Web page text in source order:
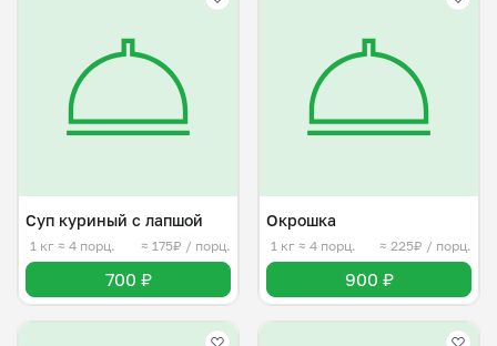
Суп куриный с лапшой
1 кг ≈ 4 порц. ≈ 175₽ / порц.
700 ₽
Окрошка
1 кг ≈ 4 порц. ≈ 225₽ / порц.
900 ₽